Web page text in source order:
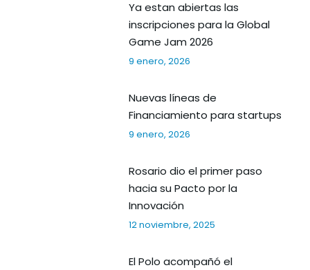
Ya estan abiertas las
inscripciones para la Global
Game Jam 2026
9 enero, 2026
Nuevas líneas de
Financiamiento para startups
9 enero, 2026
Rosario dio el primer paso
hacia su Pacto por la
Innovación
12 noviembre, 2025
El Polo acompañó el